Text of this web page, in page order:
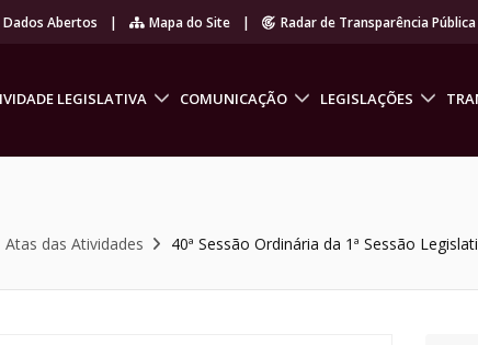
Dados Abertos | Mapa do Site | Radar de Transparência Pública
LEGISLATIVA COMUNICAÇÃO LEGISLAÇÕES
Atas das Atividades 40ª Sessão Ordinária da 1ª Sessão